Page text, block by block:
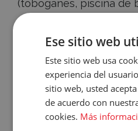
Accece
Tu
Cuenta
Email
(toboganes, piscina de
opción, sin embargo,
desembolso y dedicar
La ventaja principal de
entretener y divertir a
conviene recordar que
Ese sitio web
Este sitio web usa
experiencia del
sitio web, usted
de acuerdo con
cookies. Más